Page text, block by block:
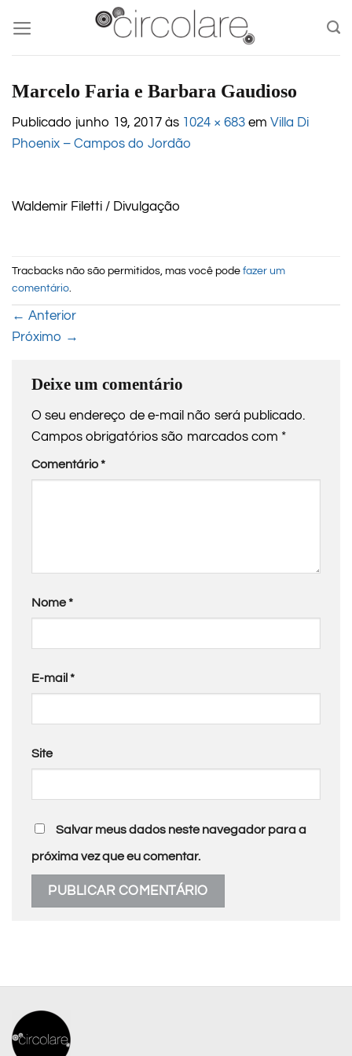
content
Marcelo Faria e Barbara Gaudioso
Publicado junho 19, 2017 às 1024 × 683 em Villa Di
Phoenix – Campos do Jordão
Waldemir Filetti / Divulgação
Tracbacks não são permitidos, mas você pode fazer um
comentário.
← Anterior
Próximo →
Deixe um comentário
O seu endereço de e-mail não será publicado.
Campos obrigatórios são marcados com *
Comentário*
Nome*
E-mail *
Site
Salvar meus dados neste navegador para a
próxima vez que eu comentar.